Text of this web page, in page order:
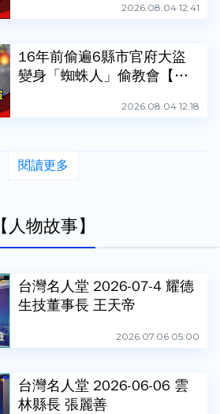
2026.08.04 12:41
16年前偷遍6縣市官府大盜
變身「蜘蛛人」偷教會【發
2026.08.04 12:18
閱讀更多
【人物故事】
台灣名人堂 2026-07-4 耀德
生技董事長 王天帝
2026.07.06 05:00
台灣名人堂 2026-06-06 雲
林縣長 張麗善